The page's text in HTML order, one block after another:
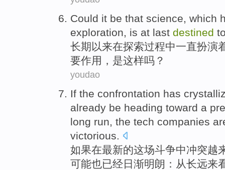
Could it be that science, which
exploration, is at last destined
长期以来在探索过程中一直扮演
要作用， 是这样吗？
youdao
If the confrontation has
already be heading toward a
long run, the tech companies
victorious.
如果在最新的这场斗争中冲突越
可能也已经日渐明朗： 从长远来